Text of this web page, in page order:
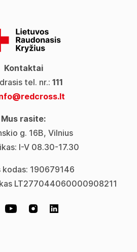
Kontaktai
tel. nr.: 111
Mus rasite:
g. 16B, Vilnius
I-V 08.30-17.30
kodas: 190679146
LT277044060000908211